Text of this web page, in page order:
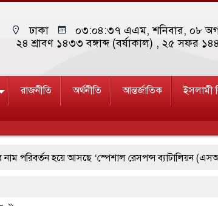
ঢাকা ০৩:০৪:৩৮ এএম, শনিবার, ০৮
২৪ শ্রাবণ ১৪৩৩ বঙ্গাব্দ (বর্ষাকাল) , ২৫ সফর
রাজনীতি অর্থনীতি আন্তর্জাতিক ইসলামী
হয়ে আসছে ‘স্পেশাল রেসপন্স ব্যাটালিয়ন (এসআরবি)’